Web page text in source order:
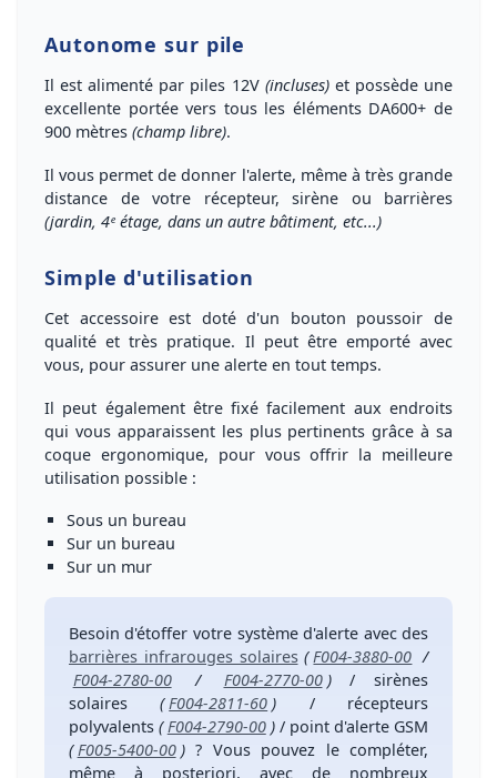
Autonome sur pile
Il est alimenté par piles 12V (incluses)et possède une
excellente portée vers tous les éléments DA600+ de
900 mètres (champ libre).
Il vous permet dedonner l'alerte, même à très grande
distance de votre récepteur, sirène ou barrières
(jardin, 4ᵉ étage, dans un autre bâtiment, etc...)
Simple d'utilisation
Cet accessoire est doté d'un bouton poussoir de
qualité et très pratique. Il peut être emporté avec
vous, pour assurer une alerte en tout temps.
Il peut également êtrefixé facilement aux endroits
qui vous apparaissent les plus pertinents grâce à sa
coque ergonomique, pour vous offrir la meilleure
utilisation possible :
Sous un bureau
Sur un bureau
Sur un mur
Besoin d'étoffer votre système d'alerte avec des
barrières infrarouges solaires ( F004-3880-00 /
F004-2780-00
/ F004-2770-00 )/sirènes
solaires
( F004-2811-60 ) / récepteurs
polyvalents ( F004-2790-00 )/ point d'alerte GSM
( F005-5400-00 )? Vous pouvez le compléter,
même à posteriori, avec de nombreux